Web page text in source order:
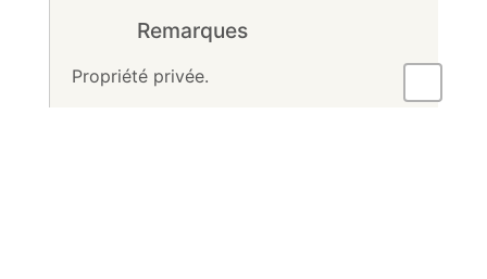
Remarques
Propriété privée.